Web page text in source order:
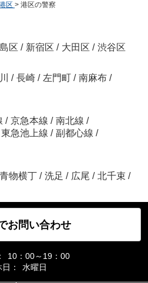
区 > 港区の警察
区 / 新宿区 / 大田区 / 渋谷区
/ 長崎 / 左門町 / 南麻布 /
/ 京急本線 / 南北線 /
東急池上線 / 副都心線 /
青物横丁 / 洗足 / 広尾 / 北千束 /
お問い合わせ
10：00～19：00
：
水曜日